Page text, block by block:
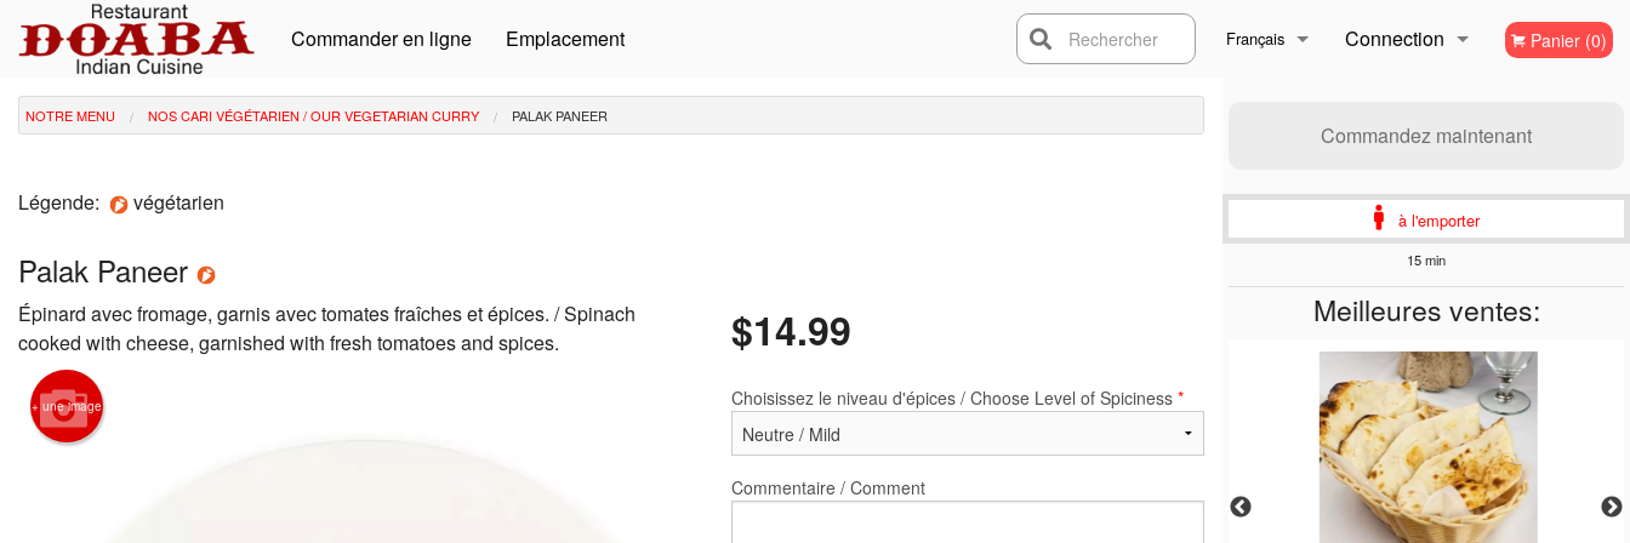
Commander en ligne Emplacement Français
English
Connection Panier (0)
Rechercher
Commandez maintenant
à l'emporter
15 min
Meilleures ventes:
NOTRE MENU NOS CARI VÉGÉTARIEN / OUR VEGETARIAN CURRY PALAK PANEER
Légende: végétarien
Palak Paneer
Épinard avec fromage, garnis avec tomates fraîches et épices. / Spinach
cooked with cheese, garnished with fresh tomatoes and spices.
+ une image
$14.99
Choisissez le niveau d'épices / Choose Level of Spiciness *
Commentaire / Comment